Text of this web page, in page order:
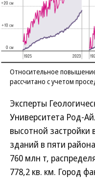
Относительное
рассчитано с учетом
Эксперты
Университета Род-
высотной
зданий в пяти
760 млн т,
778,2 кв. км. Город